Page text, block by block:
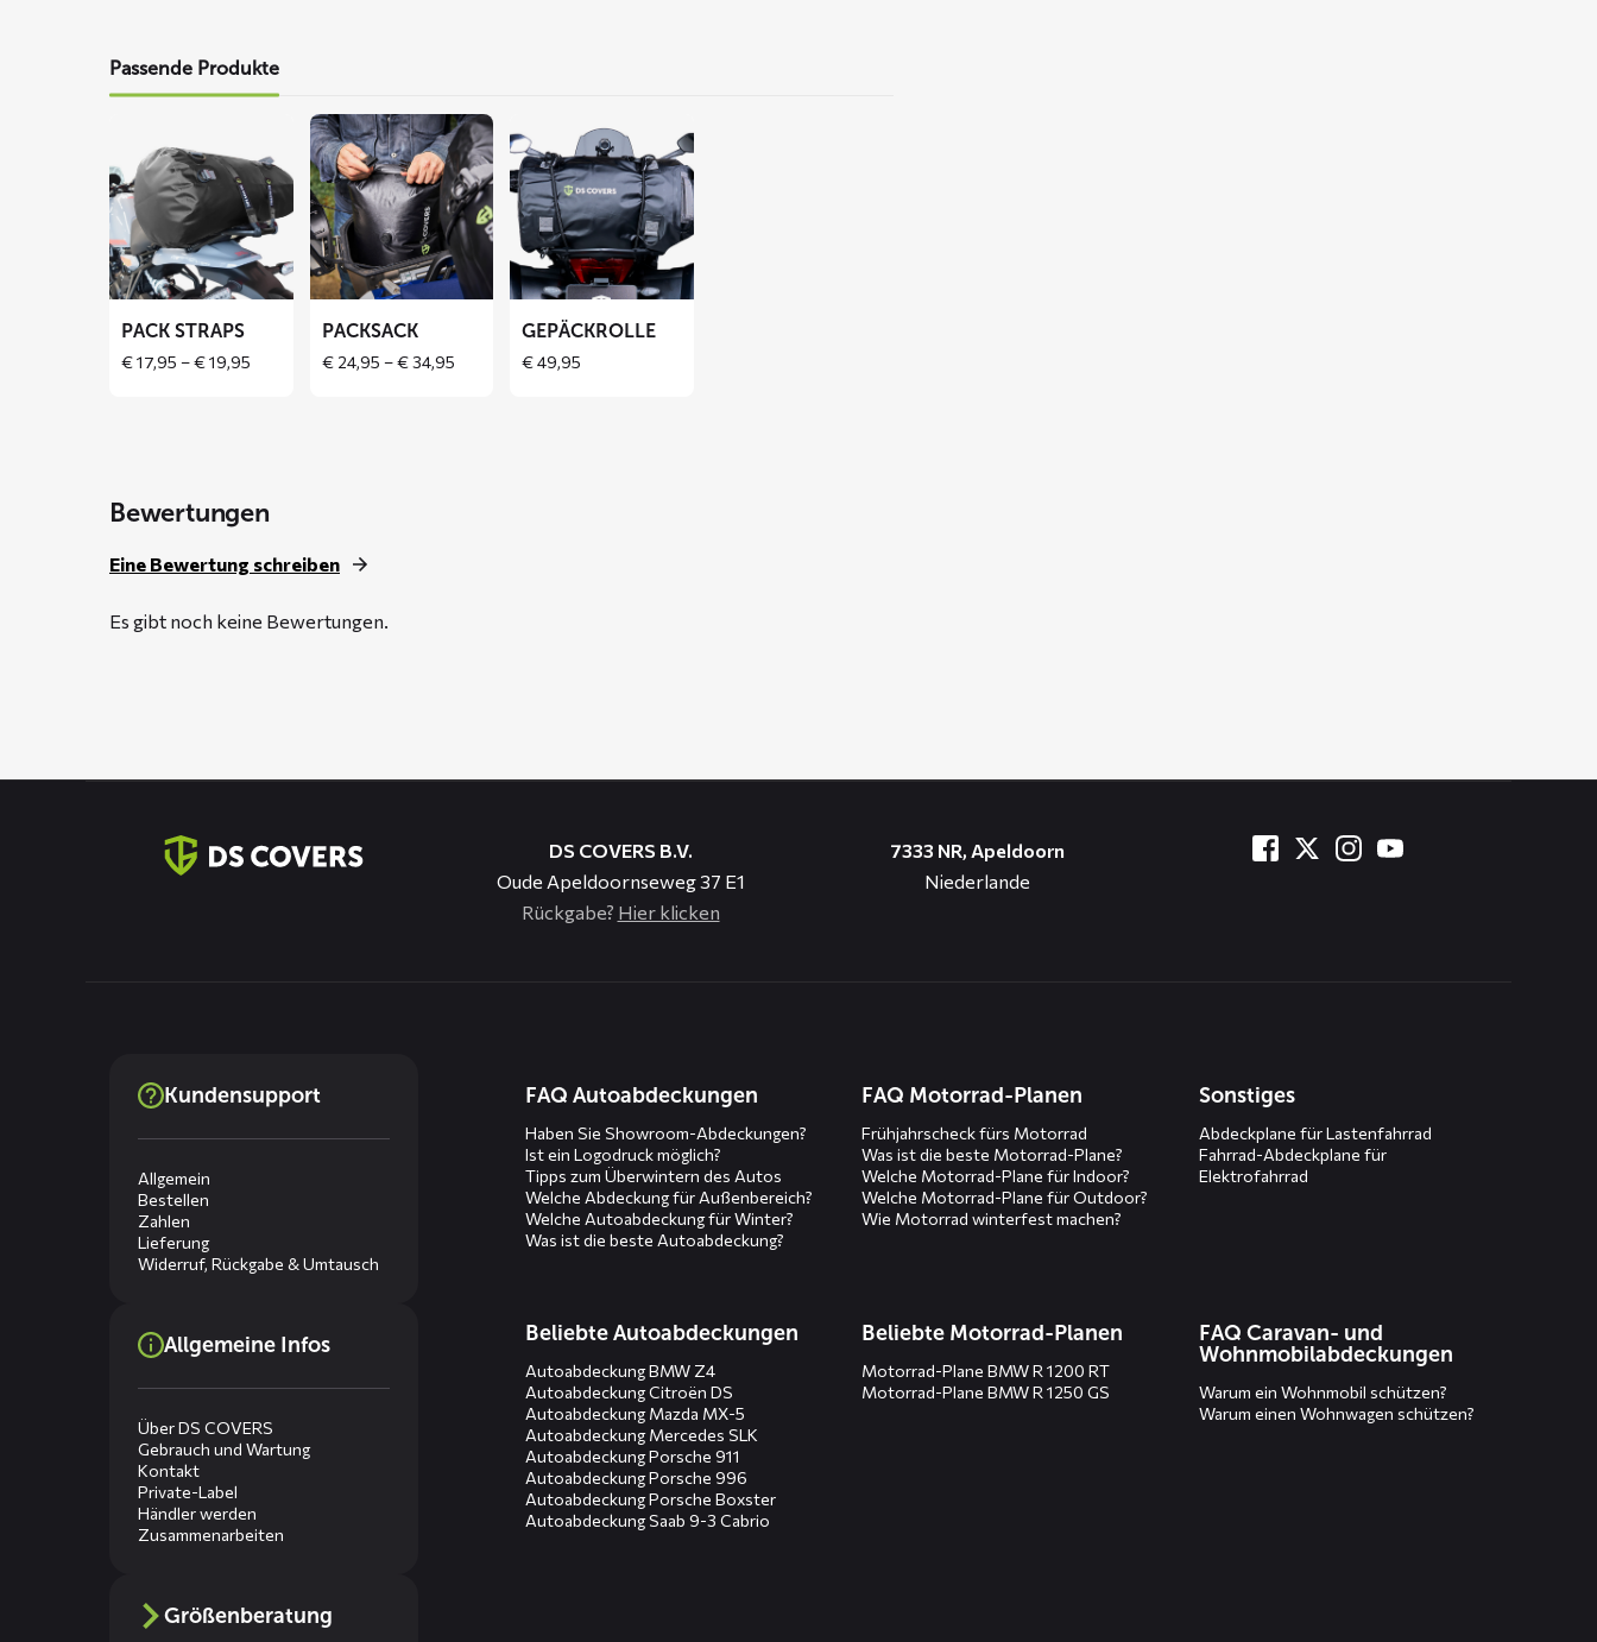
Passende Produkte
lesen
über
PACK
Straps
PACK STRAPS
€17,95 –€19,95
Mehr
lesen
über
Packsack
PACKSACK
€24,95 – €34,95Price
Mehr
lesen
über
Gepäckrolle
GEPÄCKROLLE
€49,95
Bewertungen
Eine Bewertung schreiben
Es gibt noch keine Bewertungen.
DS COVERS B.V.
Oude Apeldoornseweg 37 E1
Rückgabe? Hier klicken
7333 NR, Apeldoorn
Niederlande
Kundensupport
Allgemein
Bestellen
Zahlen
Lieferung
Widerruf, Rückgabe & Umtausch
Allgemeine Infos
Über DS COVERS
Gebrauch und Wartung
Kontakt
Private-Label
Händler werden
Zusammenarbeiten
Größenberatung
FAQ Autoabdeckungen
Haben Sie Showroom-Abdeckungen?
Ist ein Logodruck möglich?
Tipps zum Überwintern des Autos
Welche Abdeckung für Außenbereich?
Welche Autoabdeckung für Winter?
Was ist die beste Autoabdeckung?
FAQ Motorrad-Planen
Frühjahrscheck fürs Motorrad
Was ist die beste Motorrad-Plane?
Welche Motorrad-Plane für Indoor?
Welche Motorrad-Plane für Outdoor?
Wie Motorrad winterfest machen?
Sonstiges
Abdeckplane für Lastenfahrrad
Fahrrad-Abdeckplane für
Elektrofahrrad
Beliebte Autoabdeckungen
Autoabdeckung BMW Z4
Autoabdeckung Citroën DS
Autoabdeckung Mazda MX-5
Autoabdeckung Mercedes SLK
Autoabdeckung Porsche 911
Autoabdeckung Porsche 996
Autoabdeckung Porsche Boxster
Autoabdeckung Saab 9-3 Cabrio
Beliebte Motorrad-Planen
Motorrad-Plane BMW R 1200 RT
Motorrad-Plane BMW R 1250 GS
FAQ Caravan- und
Wohnmobilabdeckungen
Warum ein Wohnmobil schützen?
Warum einen Wohnwagen schützen?